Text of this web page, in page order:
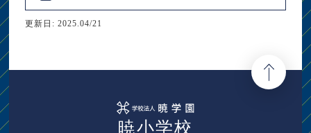
更新日: 2025.04/21
暁小学校